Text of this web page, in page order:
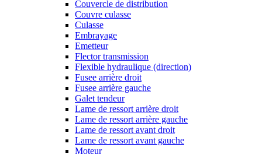
Couvercle de distribution
Couvre culasse
Culasse
Embrayage
Emetteur
Flector transmission
Flexible hydraulique (direction)
Fusee arrière droit
Fusee arrière gauche
Galet tendeur
Lame de ressort arrière droit
Lame de ressort arrière gauche
Lame de ressort avant droit
Lame de ressort avant gauche
Moteur